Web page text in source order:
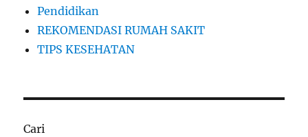
Pendidikan
REKOMENDASI RUMAH SAKIT
TIPS KESEHATAN
Cari